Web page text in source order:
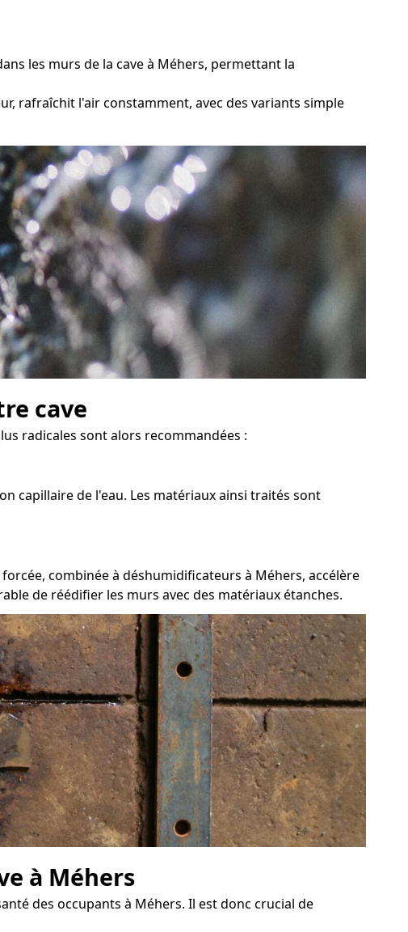
les murs de la cave à Méhers, permettant la
rafraîchit l'air constamment, avec des variants simple
cave
radicales sont alors recommandées :
capillaire de l'eau. Les matériaux ainsi traités sont
combinée à déshumidificateurs à Méhers, accélère
de réédifier les murs avec des matériaux étanches.
à Méhers
des occupants à Méhers. Il est donc crucial de